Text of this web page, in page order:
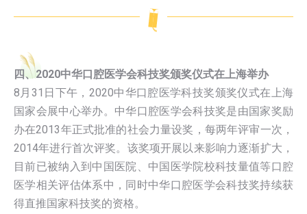
四、2020中华口腔医学会科技奖颁奖仪式在上海举办
8月31日下午，2020中华口腔医学科技奖颁奖仪式在上海
国家会展中心举办。中华口腔医学会科技奖是由国家奖励
办在2013年正式批准的社会力量设奖，每两年评审一次，
2014年进行首次评奖。该奖项开展以来影响力逐渐扩大，
目前已被纳入到中国医院、中国医学院校科技量值等口腔
医学相关评估体系中，同时中华口腔医学会科技奖持续获
得直推国家科技奖的资格。